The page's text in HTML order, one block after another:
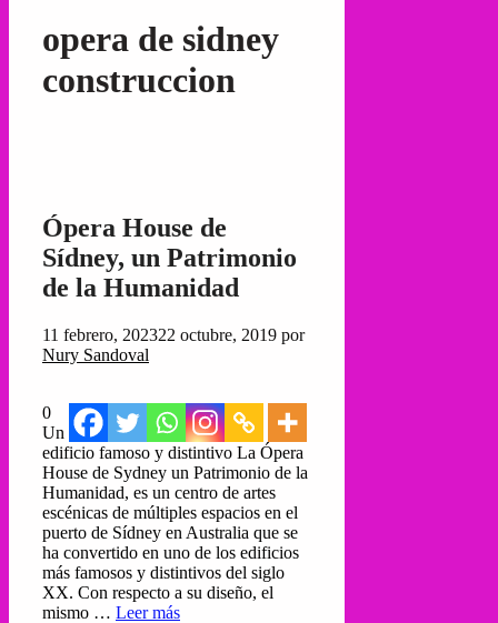
opera de sidney
construccion
Ópera House de
Sídney, un Patrimonio
de la Humanidad
11 febrero, 202322 octubre, 2019 por
Nury Sandoval
0
Un
edificio famoso y distintivo La Ópera
House de Sydney un Patrimonio de la
Humanidad, es un centro de artes
escénicas de múltiples espacios en el
puerto de Sídney en Australia que se
ha convertido en uno de los edificios
más famosos y distintivos del siglo
XX. Con respecto a su diseño, el
mismo … Leer más